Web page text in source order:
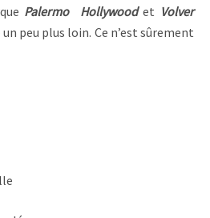
Palermo Hollywood et Volver
peu plus loin. Ce n’est sûrement